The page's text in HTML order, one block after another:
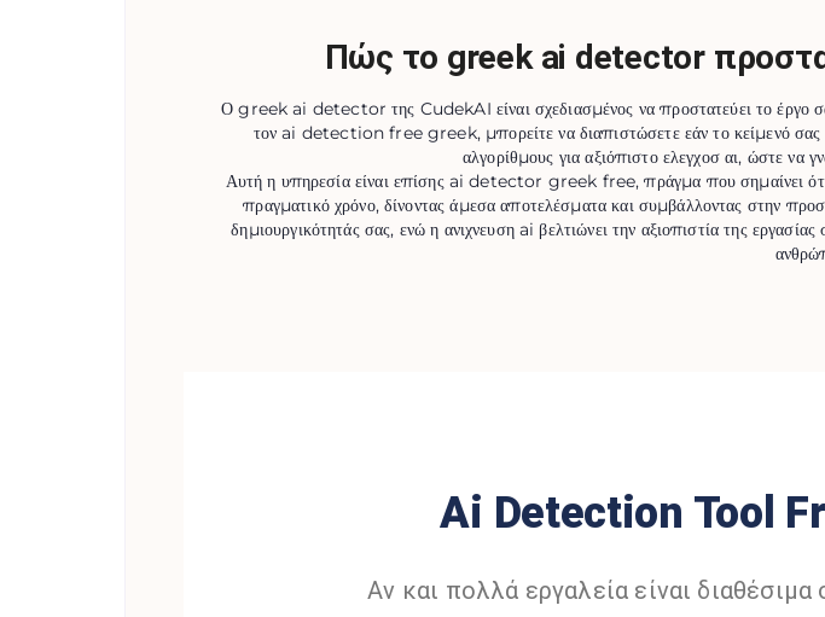
Πώς το greek ai detector
Ο greek ai detector της CudekAI είναι σχεδιασμένος να προστατεύει το έργο
τον ai detection free greek, μπορείτε να διαπιστώσετε εάν το κείμενό
αλγορίθμους για αξιόπιστο ελεγχοσ αι, ώστε να
Αυτή η υπηρεσία είναι επίσης ai detector greek free, πράγμα που σημαίνει ότι
πραγματικό χρόνο, δίνοντας άμεσα αποτελέσματα και συμβάλλοντας στην
δημιουργικότητάς σας, ενώ η ανιχνευση ai βελτιώνει την αξιοπιστία της
Ai Detection Tool
Αν και πολλά εργαλεία είναι